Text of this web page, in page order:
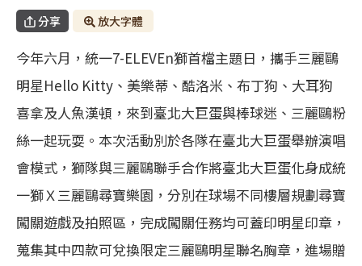
分享 放大字體
今年六月，統一7-ELEVEn獅首檔主題日，攜手三麗鷗
明星Hello Kitty、美樂蒂、酷洛米、布丁狗、大耳狗
喜拿及人魚漢頓，來到臺北大巨蛋與棒球迷、三麗鷗粉
絲一起玩耍。本次活動別於各隊在臺北大巨蛋舉辦演唱
會模式，獅隊與三麗鷗聯手合作將臺北大巨蛋化身成統
一獅Ｘ三麗鷗尋寶樂園，分別在球場不同樓層規劃尋寶
闖關遊戲及拍照區，完成闖關任務均可蓋印明星印章，
蒐集其中四款可兌換限定三麗鷗明星聯名胸章，進場贈